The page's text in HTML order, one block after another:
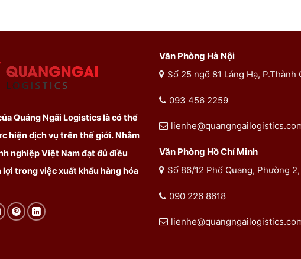
Quảng Ngãi Logistics là có thể
hiện dịch vụ trên thế giới. Nhằm
nghiệp Việt Nam đạt đủ điều
lợi trong việc xuất khẩu hàng hóa
Văn Phòng Hà Nội
Số 25 ngõ 81 Láng Hạ,
093 456 2259
Văn Phòng Hồ Chí Minh
Số 86/12 Phổ Quang, Phường
090 226 8618